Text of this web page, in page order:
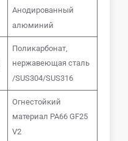
Анодированный
алюминий
Поликарбонат,
нержавеющая сталь
/SUS304/SUS316
Огнестойкий
материал PA66 GF25
V2